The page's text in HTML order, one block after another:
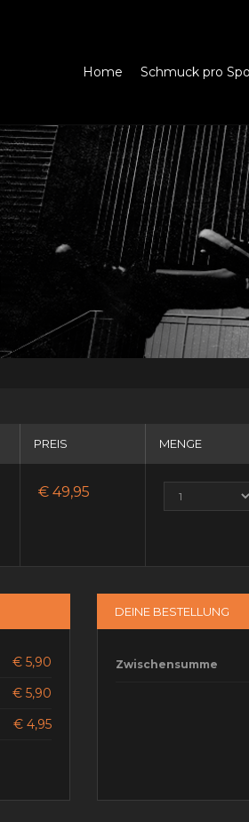
Home Schmuck pro
PREIS MENGE
€ 49,95
€ 5,90
€ 5,90
€ 4,95
DEINE BESTELLUNG
Zwischensumme